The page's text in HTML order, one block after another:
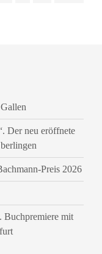
Der neu eröffnete
Preis 2026
Buchpremiere mit